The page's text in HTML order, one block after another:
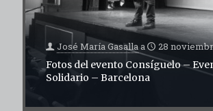
José María Gasallaa 28
Fotos del evento Consíguelo –
Solidario – Barcelona